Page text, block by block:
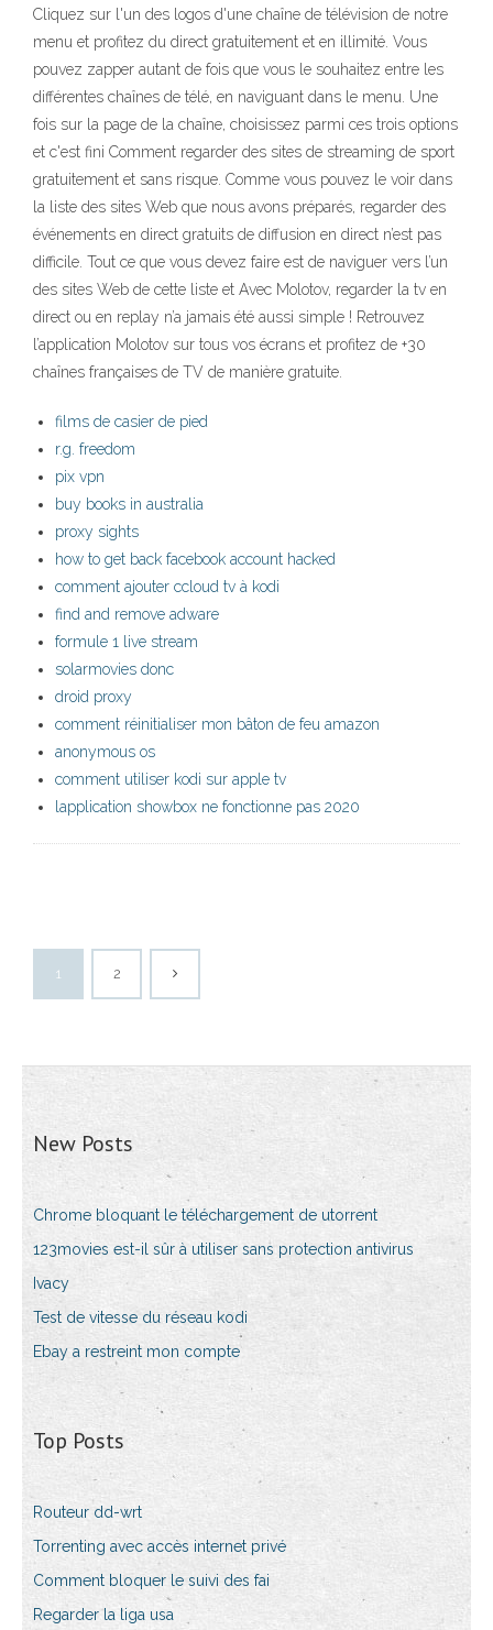
Cliquez sur l'un des logos d'une chaîne de télévision de notre
menu et profitez du direct gratuitement et en illimité. Vous
pouvez zapper autant de fois que vous le souhaitez entre les
différentes chaînes de télé, en naviguant dans le menu. Une
fois sur la page de la chaîne, choisissez parmi ces trois options
et c'est fini Comment regarder des sites de streaming de sport
gratuitement et sans risque. Comme vous pouvez le voir dans
la liste des sites Web que nous avons préparés, regarder des
événements en direct gratuits de diffusion en direct n’est pas
difficile. Tout ce que vous devez faire est de naviguer vers l’un
des sites Web de cette liste et Avec Molotov, regarder la tv en
direct ou en replay n’a jamais été aussi simple ! Retrouvez
l’application Molotov sur tous vos écrans et profitez de +30
chaînes françaises de TV de manière gratuite.
films de casier de pied
r.g. freedom
pix vpn
buy books in australia
proxy sights
how to get back facebook account hacked
comment ajouter ccloud tv à kodi
find and remove adware
formule 1 live stream
solarmovies donc
droid proxy
comment réinitialiser mon bâton de feu amazon
anonymous os
comment utiliser kodi sur apple tv
lapplication showbox ne fonctionne pas 2020
1 2
New Posts
Chrome bloquant le téléchargement de utorrent
123movies est-il sûr à utiliser sans protection antivirus
Ivacy
Test de vitesse du réseau kodi
Ebay a restreint mon compte
Top Posts
Routeur dd-wrt
Torrenting avec accès internet privé
Comment bloquer le suivi des fai
Regarder la liga usa